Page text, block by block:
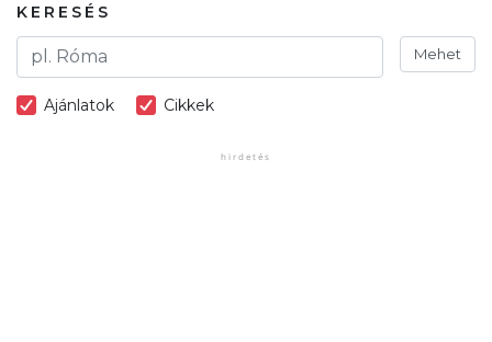
KERESÉS
Mehet
Ajánlatok Cikkek